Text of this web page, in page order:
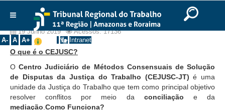
Ir para o rodapé
English
Português Español
A- A A+ Intranet
Institucional
Histórico
Presidência
Corregedoria
Composição
O que é o CEJUSC
19 Junho 2019 Acessos: 17136
O que é o CEJUSC?
OCentro Judiciário de Métodos Consensuais de Solução
de Disputas da Justiça do Trabalho (CEJUSC-JT) é uma
unidade da Justiça do Trabalho que tem como principal objetivo
resolver conflitos por meio da conciliação e da
mediação.Como Funciona?